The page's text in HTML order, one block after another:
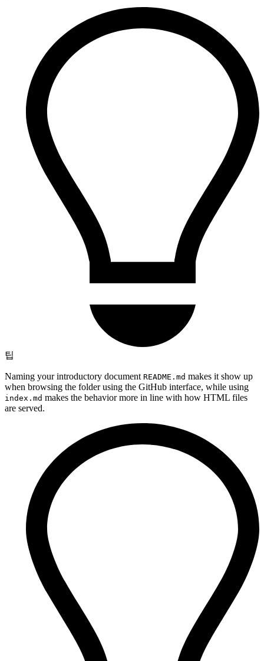
팁
Naming your introductory document README.md makes it show up
when browsing the folder using the GitHub interface, while using
index.md makes the behavior more in line with how HTML files
are served.